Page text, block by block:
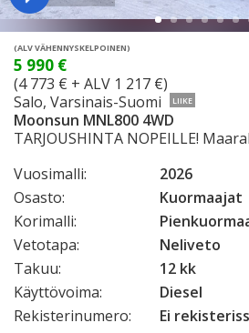
(ALV VÄHENNYSKELPOINEN)
5 990 €
(4 773 € + ALV 1 217 €)
Salo, Varsinais-Suomi
LIIKE
Moonsun MNL800 4WD
TARJOUSHINTA NOPEILLE!
Vuosimalli:
2026
Osasto:
Kuormaajat
Korimalli:
Vetotapa:
Neliveto
Takuu:
12 kk
Käyttövoima:
Diesel
Rekisterinumero:
Ei